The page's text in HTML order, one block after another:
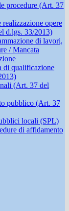
procedure (Art. 37
opere
d.lgs. 33/2013)
di lavori,
/ Mancata
di qualificazione
(Art. 37 del
pubblico (Art. 37
locali (SPL)
di affidamento